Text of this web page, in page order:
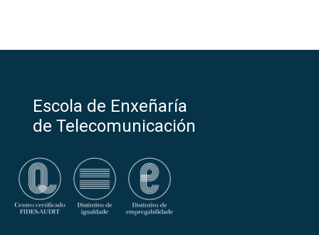
Escola de Enxeñaría
de Telecomunicación